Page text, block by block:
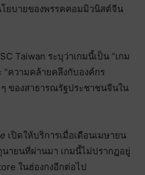
บายของพรรคคอมมิวนิสต์จีน
Taiwan ระบุว่าเกมนี้เป็น “เกม
“ความคล้ายคลึงกับองค์กร
ของสาธารณรัฐประชาชนจีนใน
เปิดให้บริการเมื่อเดือนเมษายน
ายนที่ผ่านมา เกมนี้ไม่ปรากฏอยู่
ในฮ่องกงอีกต่อไป